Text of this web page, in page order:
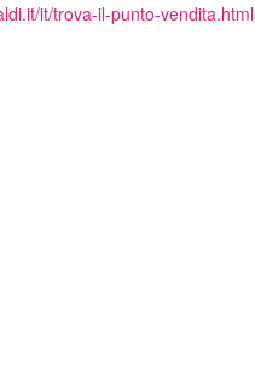
it/trova-il-punto-vendita.html